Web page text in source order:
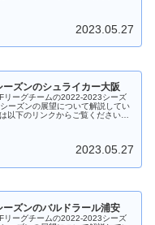
2023.05.27
ズンのシュライカー大阪
リーグチームの2022-2023シーズ
ーズンの展望について解説してい
以下のリンクからご覧ください。
2023.05.27
ズンのバルドラール浦安
リーグチームの2022-2023シーズ